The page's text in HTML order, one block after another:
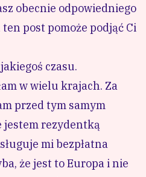
obecnie odpowiedniego
post pomoże podjąć Ci
czasu.
w wielu krajach. Za
przed tym samym
jestem rezydentką
mi bezpłatna
że jest to Europa i nie